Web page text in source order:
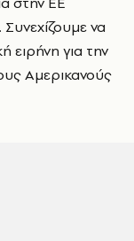
να
ειρήνη για την
Αμερικανούς